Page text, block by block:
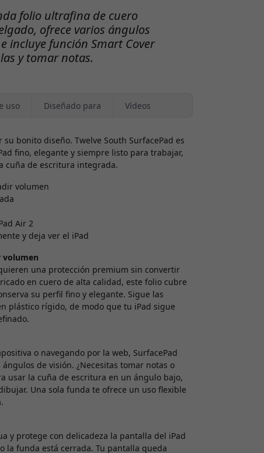
folio ultrafina de cuero
ofrece varios ángulos
incluye función Smart Cover
y tomar notas.
uso Diseñado para Vídeos
bonito diseño. Twelve South SurfacePad es
fino, elegante y siempre listo para trabajar,
cuña de escritura integrada.
volumen
Air 2
y deja ver el iPad
volumen
una protección premium sin convertir
en cuero de alta calidad, este folio cubre
su perfil fino y elegante. Sigue las
plástico rígido, de modo que tu iPad sigue
o navegando por la web, SurfacePad
de visión. ¿Necesitas tomar notas o
usar la cuña de escritura en un ángulo bajo,
Una sola funda te ofrece un uso flexible
y protege con delicadeza la pantalla del iPad
la funda está cerrada. Tu pantalla queda